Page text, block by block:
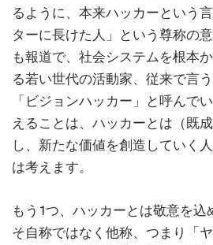
るように、本来ハッカーという
ターに長けた人」という尊称の
も報道で、社会システムを根本
る若い世代の活動家、従来で言
「ビジョンハッカー」と呼んで
えることは、ハッカーとは（既
し、新たな価値を創造していく
は考えます。
もう1つ、ハッカーとは敬意を込
そ自称ではなく他称、つまり「